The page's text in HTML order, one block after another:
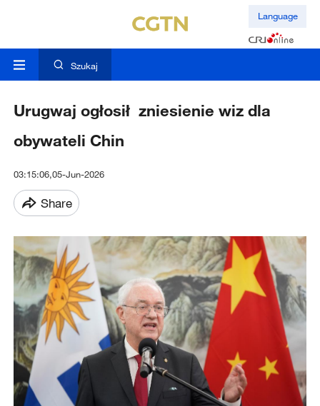
Language
Szukaj
Urugwaj ogłosił zniesienie wiz dla
obywateli Chin
03:15:06,05-Jun-2026
Share